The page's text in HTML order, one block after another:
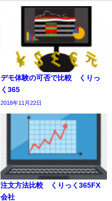
デモ体験の可否で比較 くりっ
く365
2018年11月22日
注文方法比較 くりっく365FX
会社